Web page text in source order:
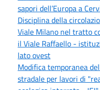
sapori dell’Europa a
Disciplina della
Viale Milano nel tratto
il Viale Raffaello -
lato ovest
Modifica temporanea
stradale per lavori di